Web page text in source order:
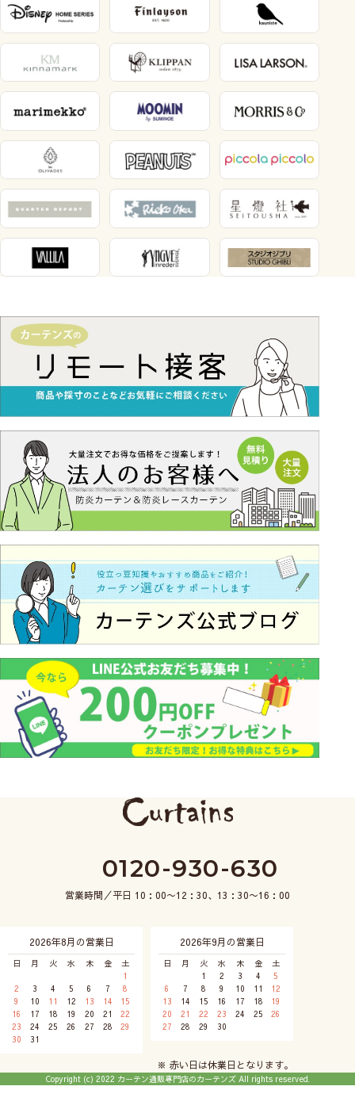
0120-930-630
営業時間／平日 10：00〜12：30、13：30〜16：00
2026年8月の営業日
日 月 火 水 木 金
土
1
2
3 4 5 6 7
8
9
10 11 12 13 14
15
16
17 18 19 20 21
22
23
24 25 26 27 28
29
30
31
2026年9月の営業日
日 月 火 水 木 金
土
1
2 3 4
5
6
7 8 9 10 11
12
13
14 15 16 17 18
19
20
21 22 23 24 25
26
27
28 29 30
※ 赤い日は休業日となります。
Copyright (c) 2022 カーテン通販専門店のカーテンズ All rights reserved.